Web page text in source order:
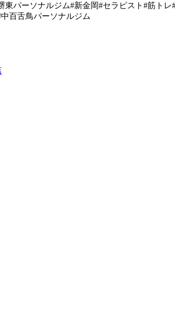
パーソナルジム#新金岡#セラピスト#筋ト
百舌鳥パーソナルジム